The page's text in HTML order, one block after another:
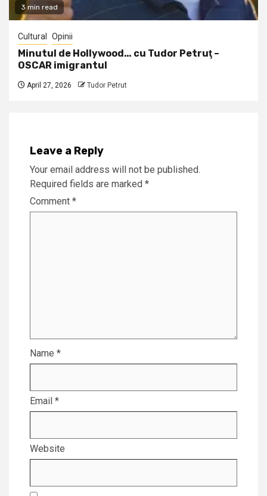
3 min read
Cultural Opinii
Minutul de Hollywood… cu Tudor Petruţ –
OSCAR imigrantul
April 27, 2026 Tudor Petrut
Leave a Reply
Your email address will not be published.
Required fields are marked *
Comment *
Name *
Email *
Website